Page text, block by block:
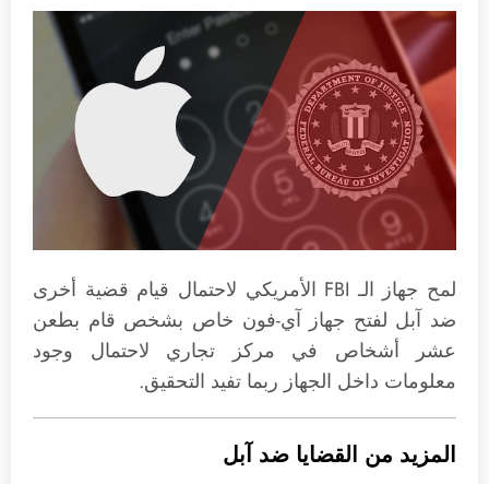
لمح جهاز الـ FBI الأمريكي لاحتمال قيام قضية أخرى
ضد آبل لفتح جهاز آي-فون خاص بشخص قام بطعن
عشر أشخاص في مركز تجاري لاحتمال وجود
معلومات داخل الجهاز ربما تفيد التحقيق.
المزيد من القضايا ضد آبل